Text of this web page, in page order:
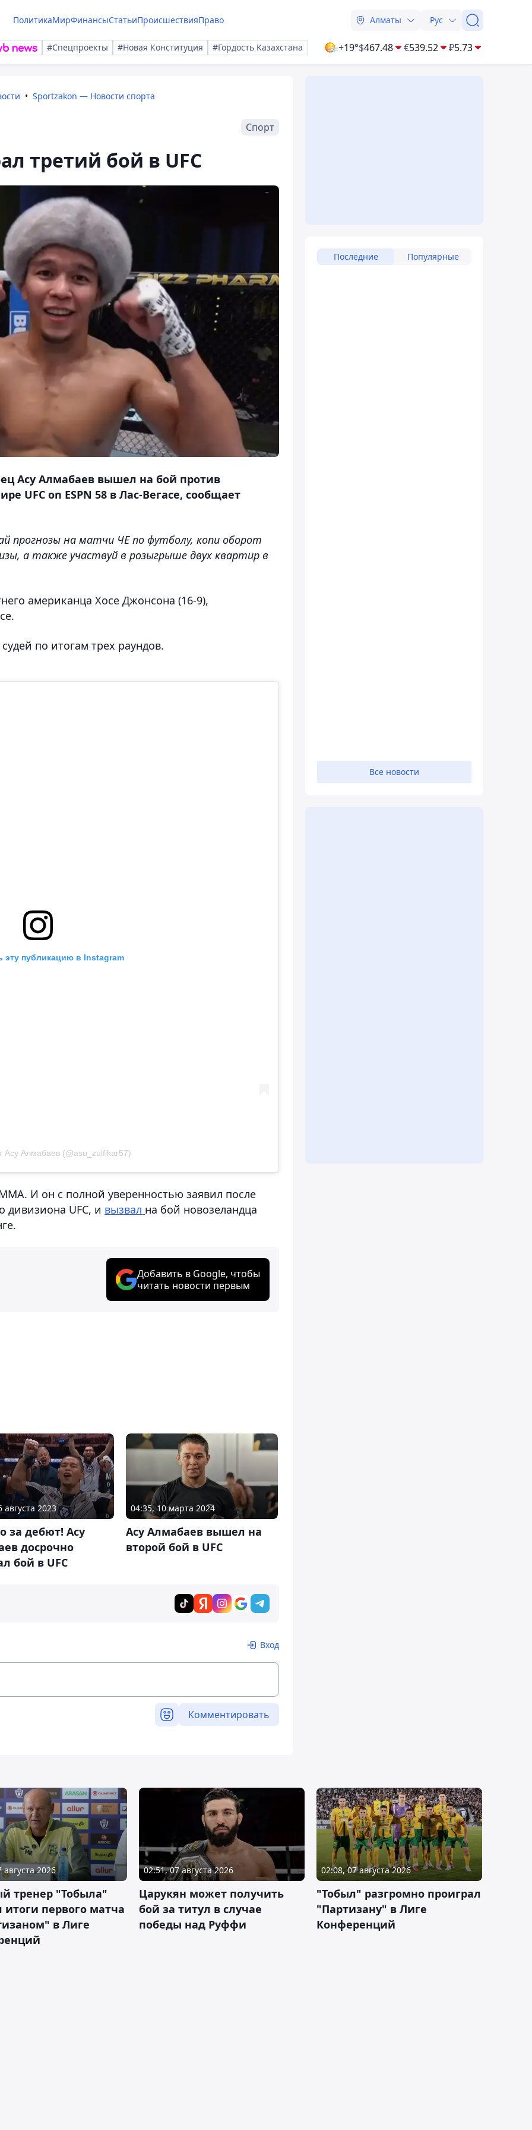
ПолитикаМирФинансыСтатьиПроисшествияПраво Алматы Рус
#Спецпроекты #Новая Конституция #Гордость Казахстана +19°$467.48 €539.52 ₽5.73
Sportzakon — Новости спорта
Спорт
третий бой в UFC
Асу Алмабаев вышел на бой против
UFC on ESPN 58 в Лас-Вегасе, сообщает
прогнозы на матчи ЧЕ по футболу, копи оборот
а также участвуй в розыгрыше двух квартир в
американца Хосе Джонсона (16-9),
по итогам трех раундов.
эту публикацию в Instagram
Асу Алмабаев (@asu_zulfikar57)
И он с полной уверенностью заявил после
дивизиона UFC, и вызвал на бой новозеландца
Добавить в Google, чтобы
читать новости первым
августа 2023
за дебют! Асу
досрочно
бой в UFC
04:35, 10 марта 2024
Асу Алмабаев вышел на
второй бой в UFC
Вход
Комментировать
Последние Популярные
Все новости
августа 2026
тренер "Тобыла"
итоги первого матча
в Лиге
02:51, 07 августа 2026
Царукян может получить
бой за титул в случае
победы над Руффи
02:08, 07 августа 2026
"Тобыл" разгромно проиграл
"Партизану" в Лиге
Конференций